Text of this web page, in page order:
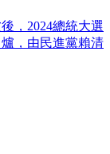
，2024總統大選
，由民進黨賴清